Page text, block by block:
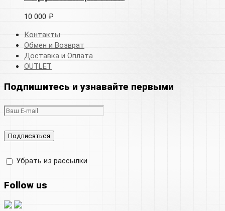
10 000 ₽
Контакты
Обмен и Возврат
Доставка и Оплата
OUTLET
Подпишитесь и узнавайте первыми
Убрать из рассылки
Follow us